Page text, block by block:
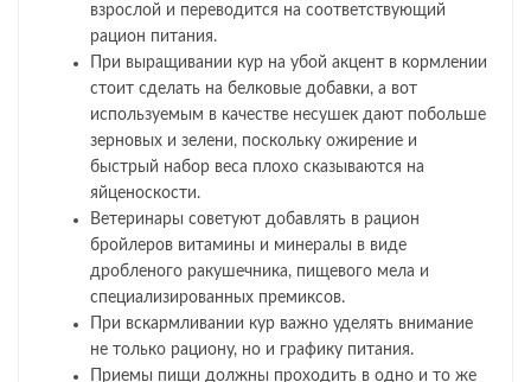
взрослой и переводится на соответствующий
рацион питания.
При выращивании кур на убой акцент в кормлении
стоит сделать на белковые добавки, а вот
используемым в качестве несушек дают побольше
зерновых и зелени, поскольку ожирение и
быстрый набор веса плохо сказываются на
яйценоскости.
Ветеринары советуют добавлять в рацион
бройлеров витамины и минералы в виде
дробленого ракушечника, пищевого мела и
специализированных премиксов.
При вскармливании кур важно уделять внимание
не только рациону, но и графику питания.
Приемы пищи должны проходить в одно и то же